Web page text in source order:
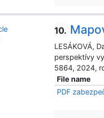
10.
LESÁKOVÁ,
perspektívy
5864, 2024,
File name
PDF